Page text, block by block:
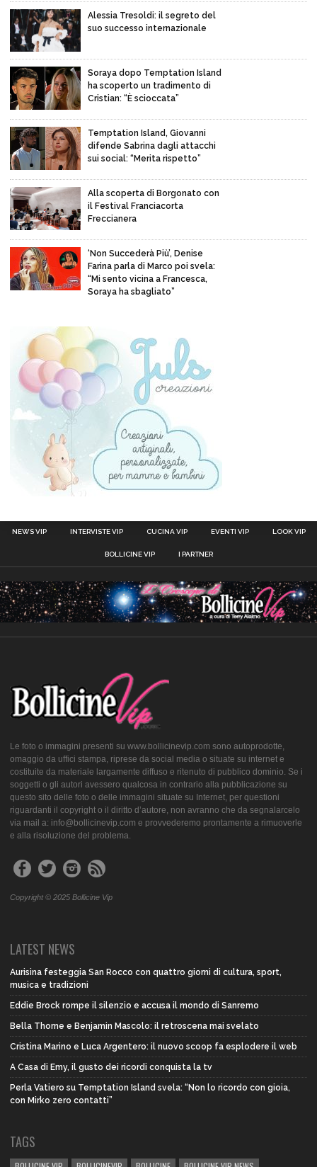
Alessia Tresoldi: il segreto del
suo successo internazionale
Soraya dopo Temptation Island
ha scoperto un tradimento di
Cristian: “È scioccata”
Temptation Island, Giovanni
difende Sabrina dagli attacchi
sui social: “Merita rispetto”
Alla scoperta di Borgonato con
il Festival Franciacorta
Freccianera
‘Non Succederà Più’, Denise
Farina parla di Marco poi svela:
“Mi sento vicina a Francesca,
Soraya ha sbagliato”
NEWS VIP INTERVISTE VIP CUCINA VIP EVENTI VIP LOOK VIP
BOLLICINE VIP I PARTNER
Le foto o immagini presenti su www.bollicinevip.com sono autoprodotte,
omaggio da uffici stampa, riprese da social media o situate su internet e
costituite da materiale largamente diffuso e ritenuto di pubblico dominio. Se i
soggetti o gli autori avessero qualcosa in contrario alla pubblicazione su
questo sito delle foto o delle immagini situate su Internet, per questioni
riguardanti il copyright o il diritto d’autore, non avranno che da segnalarcelo
via mail a: info@bollicinevip.com e provvederemo prontamente a rimuoverle
e alla risoluzione del problema.
Copyright © 2025 Bollicine Vip
LATEST NEWS
Aurisina festeggia San Rocco con quattro giorni di cultura, sport,
musica e tradizioni
Eddie Brock rompe il silenzio e accusa il mondo di Sanremo
Bella Thorne e Benjamin Mascolo: il retroscena mai svelato
Cristina Marino e Luca Argentero: il nuovo scoop fa esplodere il web
A Casa di Emy, il gusto dei ricordi conquista la tv
Perla Vatiero su Temptation Island svela: “Non lo ricordo con gioia,
con Mirko zero contatti”
TAGS